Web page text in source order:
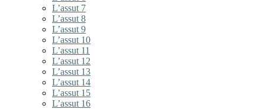
L’assut 7
L’assut 8
L’assut 9
L’assut 10
L’assut 11
L’assut 12
L’assut 13
L’assut 14
L’assut 15
L’assut 16